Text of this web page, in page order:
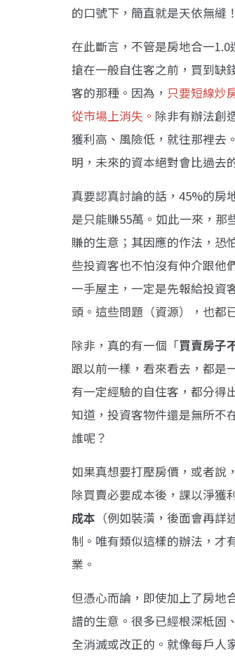
的口號下，簡直就是天依無縫！
在此斷言，不管是房地合一
搶在一般自住客之前，買到缺
客的那種。因為， 只要短線炒
從市場上消失。 除非有辦法創
獲利高、風險低，就往那裡去
明，未來的資本絕對會比過去
真要認真討論的話，45%的房
是只能賺55萬。如此一來，那
賺的生意；其因應的作法，恐
些投資客也不怕沒有仲介跟他
一手屋主，一定是先報給投資
頭。這些問題（資源），也都
除非，真的有一個「買賣房子
跟以前一樣，看來看去，都是
有一定經驗的自住客，都分得
知道，投資客物件還是無所不
誰呢？
如果真想要打壓房價，或者說
除買賣必要成本後，課以淨獲
成本 （例如裝潢，後面會再
制。唯有類似這樣的辦法，才
業。
但憑心而論，即使加上了房地
譜的生意。很多已經根深柢固
全消滅或改正的。就像每戶人